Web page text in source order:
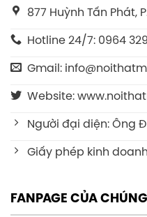
877 Huỳnh Tấn Phát,
Hotline 24/7: 0964
Gmail:
Website:
Người đại diện: Ông
Giấy phép kinh
FANPAGE CỦA